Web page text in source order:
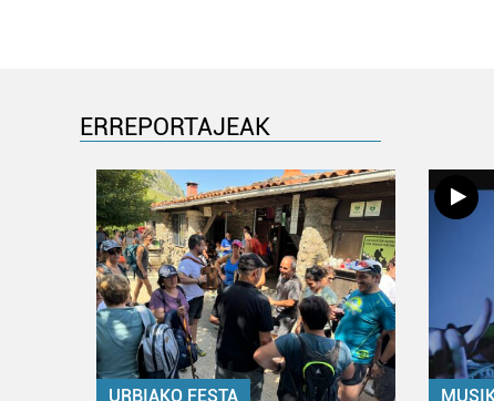
ERREPORTAJEAK
URBIAKO FESTA